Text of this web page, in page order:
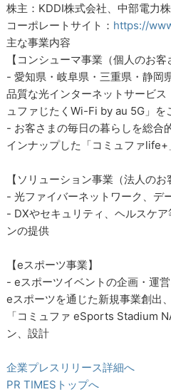
株主：KDDI株式会社、中部電力
コーポレートサイト： https://
主な事業内容
【コンシューマ事業（個人のお客
- 愛知県・岐阜県・三重県・静岡
品質な光インターネットサービス
ュファじたくWi-Fi by au 5G」を
- お客さまの毎日の暮らしを総合
インナップした「コミュファlife+
【ソリューション事業（法人のお
- 光ファイバーネットワーク、デ
- DXやセキュリティ、ヘルスケ
ンの提供
【eスポーツ事業】
- eスポーツイベントの企画・運
eスポーツを通じた新規事業創出
「コミュファ eSports Stadium
ン、設計
企業プレスリリース詳細へ
PR TIMESトップへ